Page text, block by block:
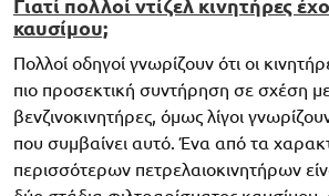
Γιατί πολλοί ντίζελ κινητήρες
καυσίμου;
Πολλοί οδηγοί γνωρίζουν ότι οι
πιο προσεκτική συντήρηση σε σχέση με
βενζινοκινητήρες, όμως λίγοι
που συμβαίνει αυτό. Ένα από τα
περισσότερων πετρελαιοκινητήρων